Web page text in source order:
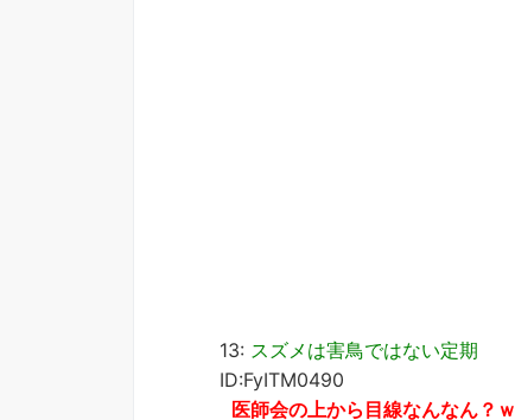
13: スズメは害鳥ではない定期
ID:FyITM0490
医師会の上から目線なんなん？ｗ